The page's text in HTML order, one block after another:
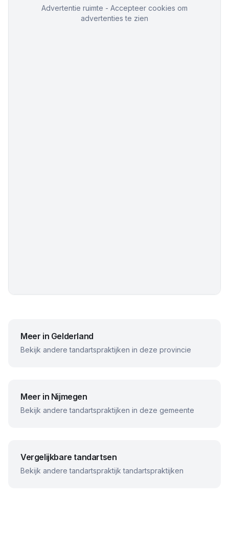
Advertentie ruimte - Accepteer cookies om
advertenties te zien
Meer in Gelderland
Bekijk andere tandartspraktijken in deze provincie
Meer in Nijmegen
Bekijk andere tandartspraktijken in deze gemeente
Vergelijkbare tandartsen
Bekijk anderetandartspraktijk tandartspraktijken